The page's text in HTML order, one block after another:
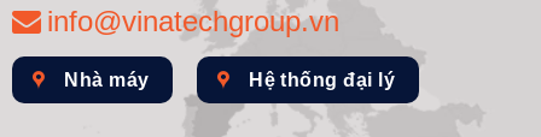
info@vinatechgroup.vn
Nhà máy Hệ thống đại lý